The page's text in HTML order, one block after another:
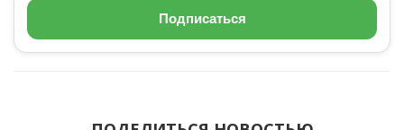
Подписаться